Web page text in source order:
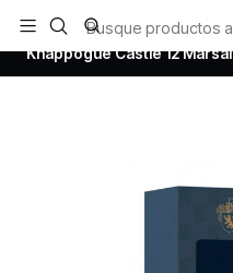
Todos los productos estan
Inicio Whisky
Irish Whiskey
Knappogue Castle 12